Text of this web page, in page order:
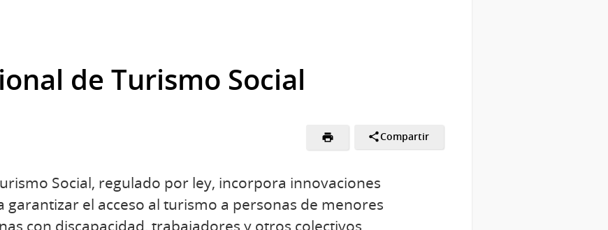
de Turismo Social
Compartir
Social, regulado por ley, incorpora innovaciones
garantizar el acceso al turismo a personas de menores
con discapacidad, trabajadores y otros colectivos